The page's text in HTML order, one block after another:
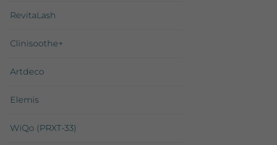
RevitaLash
Clinisoothe+
Artdeco
Elemis
WiQo (PRXT-33)